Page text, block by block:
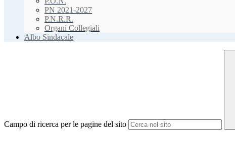
PN 2021-2027
P.N.R.R.
Organi Collegiali
Albo Sindacale
Campo di ricerca per le pagine del sito